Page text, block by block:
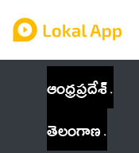
ఆంధ్రప్రదేశ్
తెలంగాణ